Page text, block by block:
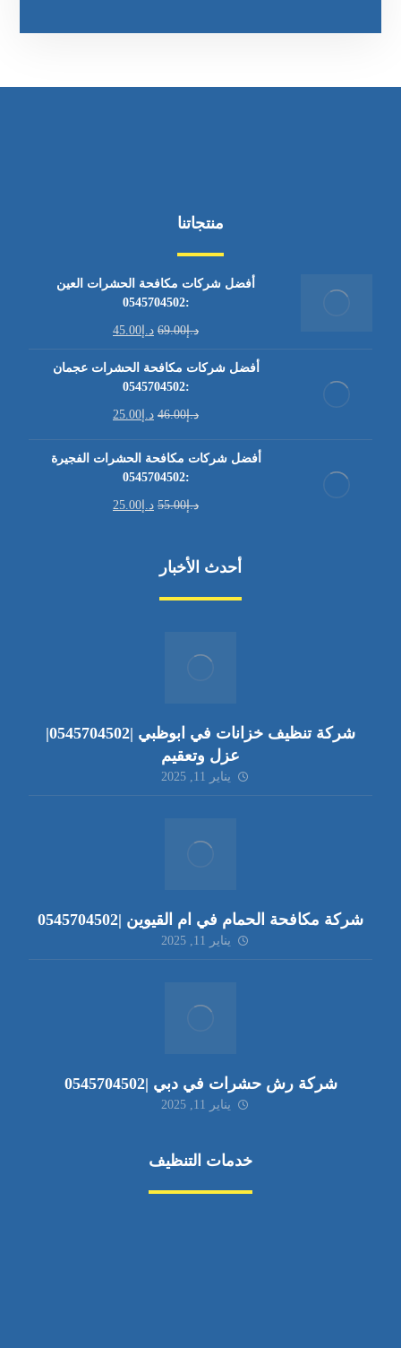
منتجاتنا
أفضل شركات مكافحة الحشرات العين
:0545704502
د.إ69.00 د.إ 45.00
أفضل شركات مكافحة الحشرات عجمان
:0545704502
د.إ46.00 د.إ 25.00
أفضل شركات مكافحة الحشرات الفجيرة
:0545704502
د.إ55.00 د.إ 25.00
أحدث الأخبار
شركة تنظيف خزانات في ابوظبي |0545704502|
عزل وتعقيم
يناير 11, 2025
شركة مكافحة الحمام في ام القيوين |0545704502
يناير 11, 2025
شركة رش حشرات في دبي |0545704502
يناير 11, 2025
خدمات التنظيف